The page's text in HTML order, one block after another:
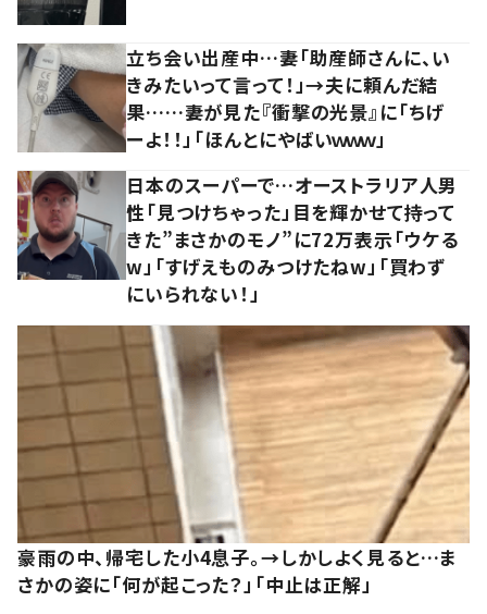
立ち会い出産中…妻「助産師さんに、い
きみたいって言って！」→夫に頼んだ結
果……妻が見た『衝撃の光景』に「ちげ
ーよ！！」「ほんとにやばいｗｗｗ」
日本のスーパーで…オーストラリア人男
性「見つけちゃった」目を輝かせて持って
きた”まさかのモノ”に72万表示「ウケる
w」「すげえものみつけたねw」「買わず
にいられない！」
豪雨の中、帰宅した小4息子。→しかしよく見ると…ま
さかの姿に「何が起こった？」「中止は正解」